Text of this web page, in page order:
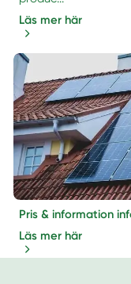
Läs mer här
Pris & information
Läs mer här